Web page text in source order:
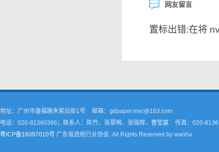
网友留言
置标出错:在将
地址：广州市盘福路朱紫后街1号
邮箱：gdpaper.msc@163.com
电话：020-81360396；联系人：陈竹、张翠梅、张铭晖、曹莹嬴
传真：020-
粤ICP备16097010号 广东省造纸行业协会 .All Rights Reserved.by wanhu